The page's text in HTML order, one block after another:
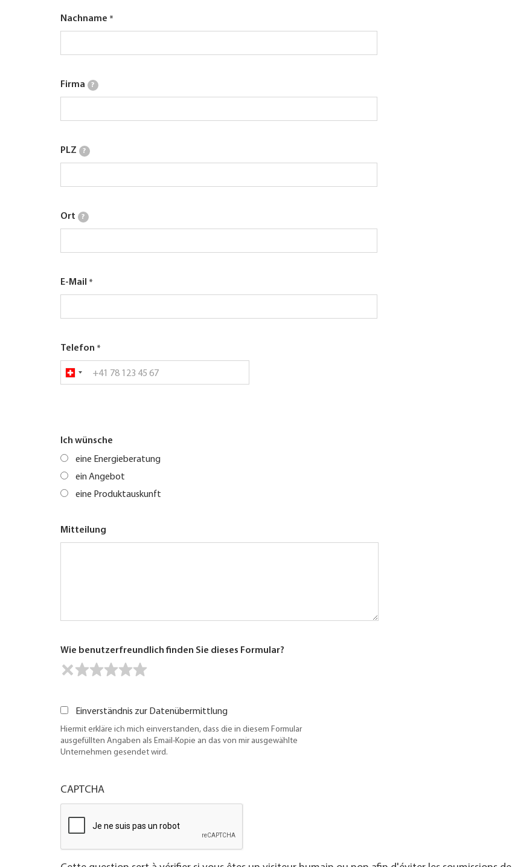
Nachname
Firma ?
PLZ ?
Ort ?
E-Mail
Telefon
Ich wünsche
eine Energieberatung
ein Angebot
eine Produktauskunft
Mitteilung
Wie benutzerfreundlich finden Sie dieses Formular?
Einverständnis zur Datenübermittlung
Hiermit erkläre ich mich einverstanden, dass die in diesem Formular
ausgefüllten Angaben als Email-Kopie an das von mir ausgewählte
Unternehmen gesendet wird.
CAPTCHA